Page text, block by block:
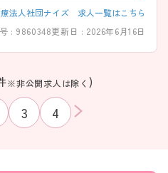
法人社団ナイズ 求人一覧はこちら
: 9860348更新日 : 2026年6月16日
※非公開求人は除く )
3 4